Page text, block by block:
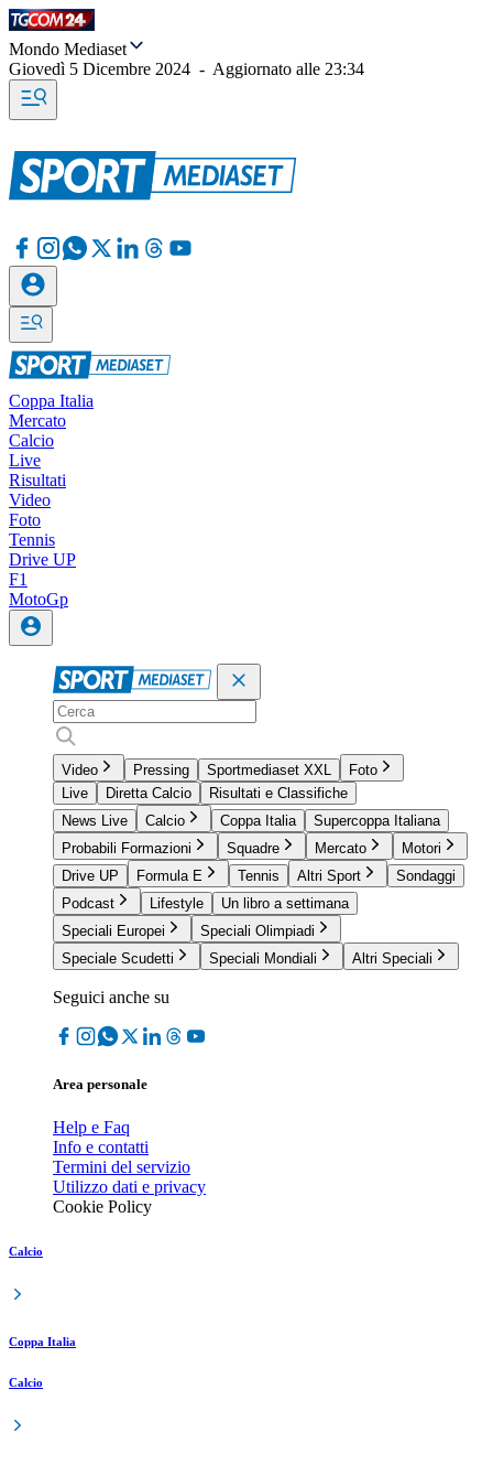
Mondo Mediaset
Giovedì 5 Dicembre 2024 - Aggiornato alle 23:34
Coppa Italia
Mercato
Calcio
Live
Risultati
Video
Foto
Tennis
Drive UP
F1
MotoGp
Video Pressing Sportmediaset XXL
Foto
Live
Diretta Calcio
Risultati e Classifiche
News Live
Calcio Coppa Italia
Supercoppa Italiana
Probabili Formazioni
Squadre Mercato
Motori
Drive UP
Formula E Tennis Altri Sport
Sondaggi
Podcast
Lifestyle
Un libro a settimana
Speciali Europei
Speciali Olimpiadi
Speciale Scudetti
Speciali Mondiali Altri Speciali
Seguici anche su
Area personale
Help e Faq
Info e contatti
Termini del servizio
Utilizzo dati e privacy
Cookie Policy
Calcio
Coppa Italia
Calcio